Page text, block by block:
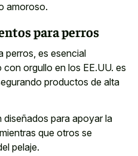
amoroso.
para perros
perros, es esencial
orgullo en los EE.UU. es
productos de alta
para apoyar la
que otros se
pelaje.